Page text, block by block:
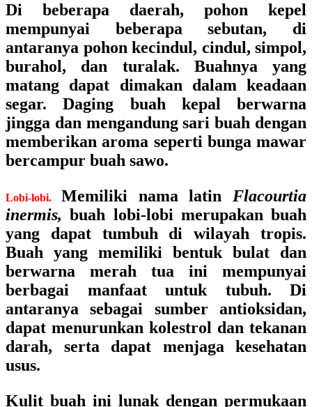
Di beberapa daerah, pohon kepel
mempunyai beberapa sebutan, di
antaranya pohon kecindul, cindul, simpol,
burahol, dan turalak. Buahnya yang
matang dapat dimakan dalam keadaan
segar. Daging buah kepal berwarna
jingga dan mengandung sari buah dengan
memberikan aroma seperti bunga mawar
bercampur buah sawo.
Lobi-lobi. Memiliki nama latin Flacourtia
inermis, buah lobi-lobi merupakan buah
yang dapat tumbuh di wilayah tropis.
Buah yang memiliki bentuk bulat dan
berwarna merah tua ini mempunyai
berbagai manfaat untuk tubuh. Di
antaranya sebagai sumber antioksidan,
dapat menurunkan kolestrol dan tekanan
darah, serta dapat menjaga kesehatan
usus.
Kulit buah ini lunak dengan permukaan